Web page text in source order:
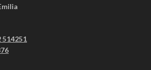
514251